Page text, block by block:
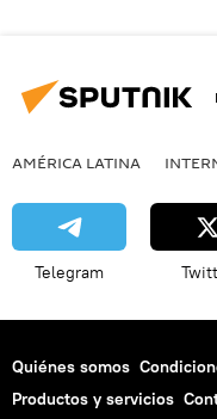
AMÉRICA LATINA
Telegram
Quiénes somos
Productos y servicios